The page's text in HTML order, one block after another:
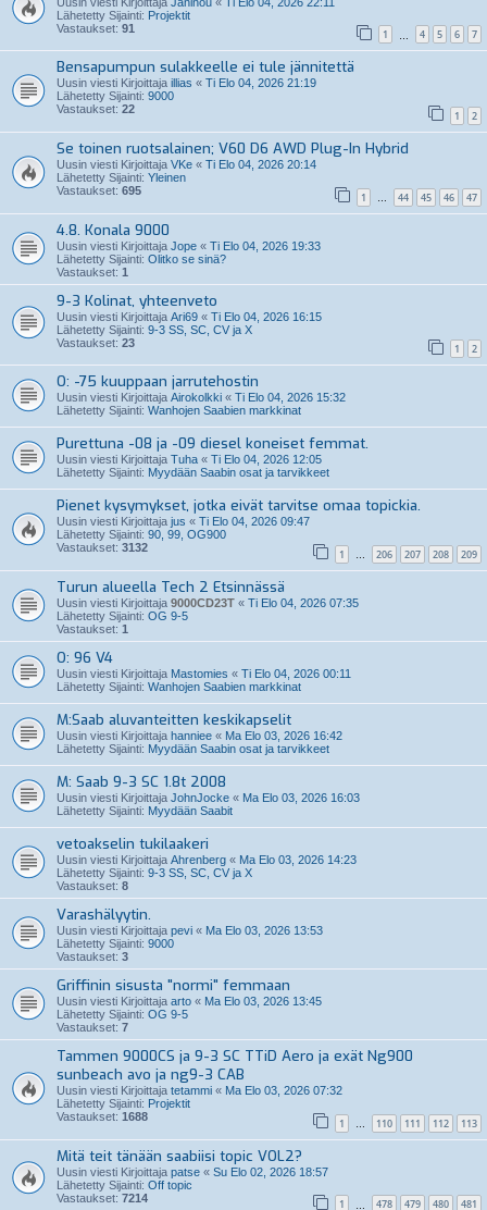
Lähetetty Sijainti: Projektit
Vastaukset: 91 1 4 5 6 7
Bensapumpun sulakkeelle ei tule jännitettä
Uusin viesti Kirjoittaja illias « Ti Elo 04, 2026 21:19
Lähetetty Sijainti: 9000
Vastaukset: 22 1 2
Se toinen ruotsalainen; V60 D6 AWD Plug-In Hybrid
Uusin viesti Kirjoittaja VKe « Ti Elo 04, 2026 20:14
Lähetetty Sijainti: Yleinen
Vastaukset: 695 1 … 44 45 46 47
4.8. Konala 9000
Uusin viesti Kirjoittaja Jope « Ti Elo 04, 2026 19:33
Lähetetty Sijainti: Olitko se sinä?
Vastaukset: 1
9-3 Kolinat, yhteenveto
Uusin viesti Kirjoittaja Ari69 « Ti Elo 04, 2026 16:15
Lähetetty Sijainti: 9-3 SS, SC, CV ja X
Vastaukset: 23 1 2
O: -75 kuuppaan jarrutehostin
Uusin viesti Kirjoittaja Airokolkki « Ti Elo 04, 2026 15:32
Lähetetty Sijainti: Wanhojen Saabien markkinat
Purettuna -08 ja -09 diesel koneiset femmat.
Uusin viesti Kirjoittaja Tuha « Ti Elo 04, 2026 12:05
Lähetetty Sijainti: Myydään Saabin osat ja tarvikkeet
Pienet kysymykset, jotka eivät tarvitse omaa topickia.
Uusin viesti Kirjoittaja jus « Ti Elo 04, 2026 09:47
Lähetetty Sijainti: 90, 99, OG900
Vastaukset: 3132 1 … 206 207 208 209
Turun alueella Tech 2 Etsinnässä
Uusin viesti Kirjoittaja 9000CD23T « Ti Elo 04, 2026 07:35
Lähetetty Sijainti: OG 9-5
Vastaukset: 1
O: 96 V4
Uusin viesti Kirjoittaja Mastomies « Ti Elo 04, 2026 00:11
Lähetetty Sijainti: Wanhojen Saabien markkinat
M:Saab aluvanteitten keskikapselit
Uusin viesti Kirjoittaja hanniee « Ma Elo 03, 2026 16:42
Lähetetty Sijainti: Myydään Saabin osat ja tarvikkeet
M: Saab 9-3 SC 1.8t 2008
Uusin viesti Kirjoittaja JohnJocke « Ma Elo 03, 2026 16:03
Lähetetty Sijainti: Myydään Saabit
vetoakselin tukilaakeri
Uusin viesti Kirjoittaja Ahrenberg « Ma Elo 03, 2026 14:23
Lähetetty Sijainti: 9-3 SS, SC, CV ja X
Vastaukset: 8
Varashälyytin.
Uusin viesti Kirjoittaja pevi « Ma Elo 03, 2026 13:53
Lähetetty Sijainti: 9000
Vastaukset: 3
Griffinin sisusta "normi" femmaan
Uusin viesti Kirjoittaja arto « Ma Elo 03, 2026 13:45
Lähetetty Sijainti: OG 9-5
Vastaukset: 7
Tammen 9000CS ja 9-3 SC TTiD Aero ja exät Ng900
sunbeach avo ja ng9-3 CAB
Uusin viesti Kirjoittaja tetammi « Ma Elo 03, 2026 07:32
Lähetetty Sijainti: Projektit
Vastaukset: 1688 1 … 110 111 112 113
Mitä teit tänään saabiisi topic VOL2?
Uusin viesti Kirjoittaja patse « Su Elo 02, 2026 18:57
Lähetetty Sijainti: Off topic
Vastaukset: 7214 1 478 479 480 481